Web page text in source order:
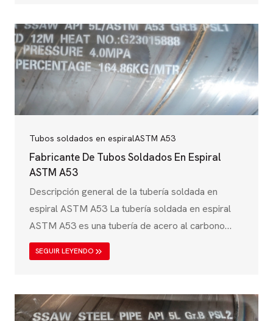
principalmente en la transmisión de agua, sistemas
de drenaje, pilotes estructurales y tuberías
industriales. La norma ASTM A139, publicada por
la American Society for Testing and...
Tubos soldados en espiralASTM A53
Fabricante De Tubos Soldados En Espiral
ASTM A53
Descripción general de la tubería soldada en
espiral ASTM A53 La tubería soldada en espiral
ASTM A53 es una tubería de acero al carbono
ampliamente utilizada diseñada para aplicaciones
de baja a media presión, incluyendo la transmisión
y sistemas mecánicos. Esta norma es emitida por
la Sociedad Americana de Pruebas y Materiales
SEGUIR LEYENDO